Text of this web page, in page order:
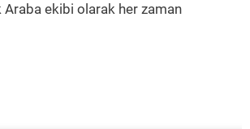
ekibi olarak her zaman